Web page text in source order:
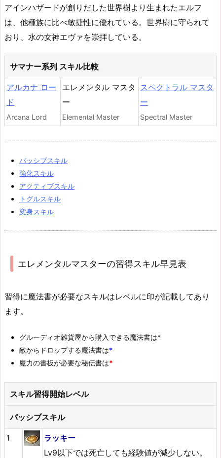
アインハザードが創りだした世界樹より生まれたエルフ
は、他種族に比べ敏捷性に優れている。世界樹に守られて
おり、水の女神エヴァを崇拝している。
サマナー系列 スキル比較
アルカナ ロー
ド
Arcana Lord
エレメンタル マスタ
ー
Elemental Master
スペクトラル マスタ
ー
Spectral Master
パッシブスキル
強化スキル
アクティブスキル
トグルスキル
変身スキル
エレメンタルマスターの習得スキル早見表
習得に魔法書が必要なスキルはレベルに印が記載してあり
ます。
グルーディオ雑貨屋から購入できる魔法書は*
敵からドロップする魔法書は*
魔力の書板が必要な秘伝書は*
スキル習得開始レベル
パッシブスキル
1
ラッキー
Lv9以下では死亡しても経験値が減少しない。